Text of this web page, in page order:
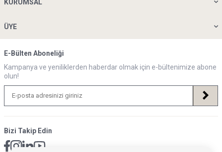
KURUMSAL
ÜYE
E-Bülten Aboneliği
Kampanya ve yeniliklerden haberdar olmak için e-bültenimize abone
olun!
Bizi Takip Edin